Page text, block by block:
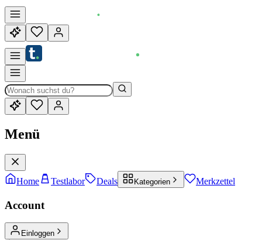
Menü
Home Testlabor Deals Kategorien Merkzettel
Account
Einloggen